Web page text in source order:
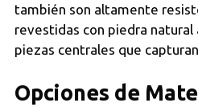
también son altamente
revestidas con piedra
piezas centrales que
Opciones de